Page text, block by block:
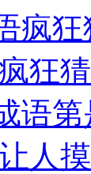
疯
狂
语
人